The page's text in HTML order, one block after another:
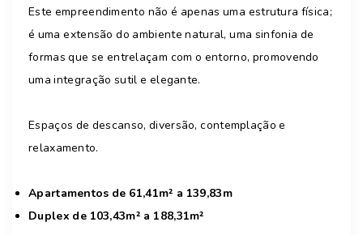
Este empreendimento não é apenas uma estrutura física;
é uma extensão do ambiente natural, uma sinfonia de
formas que se entrelaçam com o entorno, promovendo
uma integração sutil e elegante.
Espaços de descanso, diversão, contemplação e
relaxamento.
Apartamentos de 61,41m² a 139,83m
Duplex de 103,43m² a 188,31m²